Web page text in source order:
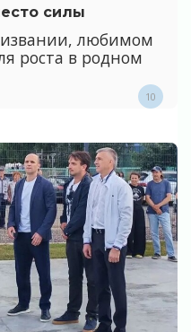
силы
любимом
роста в родном
10